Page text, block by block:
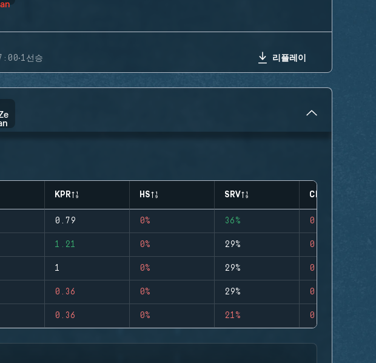
·1선승 리플레이
KPR HS SRV CLUTCHES
0.79 0% 36% 0
1.21 0% 29% 0
1 0% 29% 0
0.36 0% 29% 0
0.36 0% 21% 0